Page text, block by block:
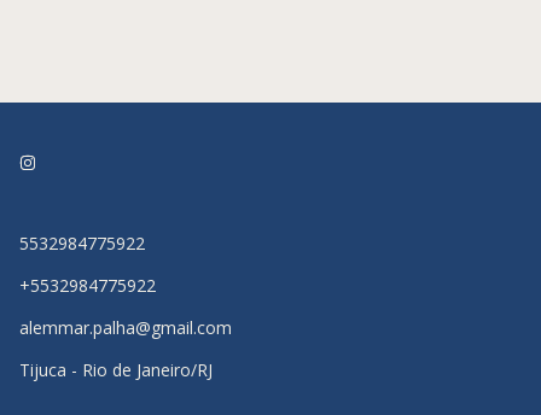
5532984775922
+5532984775922
alemmar.palha@gmail.com
Tijuca - Rio de Janeiro/RJ